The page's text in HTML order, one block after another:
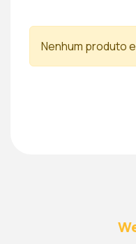
Nenhum produto